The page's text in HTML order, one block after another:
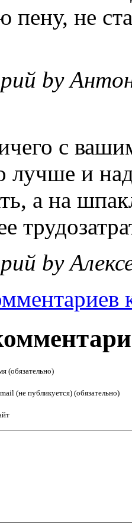
не
by
с
лучше и
а на
by
(обязательно)
(не публикуется) (обязательно)